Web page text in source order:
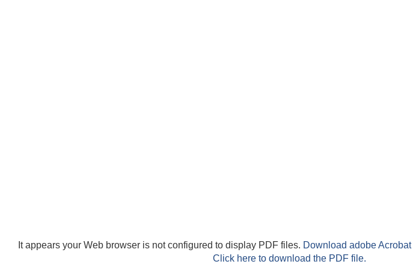
It appears your Web browser is not configured to display PDF files. Download adobe Acrobat
Click here to download the PDF file.